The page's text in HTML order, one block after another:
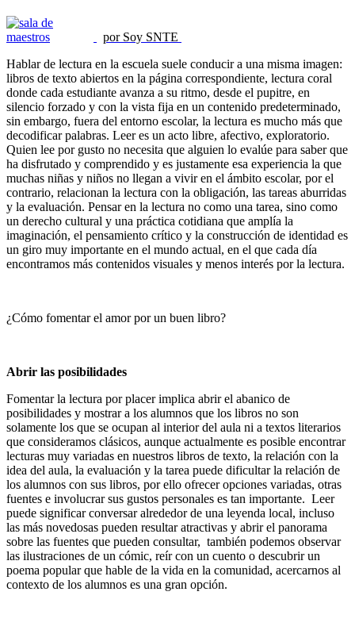
por Soy SNTE
Hablar de lectura en la escuela suele conducir a una misma imagen:
libros de texto abiertos en la página correspondiente, lectura coral
donde cada estudiante avanza a su ritmo, desde el pupitre, en
silencio forzado y con la vista fija en un contenido predeterminado,
sin embargo, fuera del entorno escolar, la lectura es mucho más que
decodificar palabras. Leer es un acto libre, afectivo, exploratorio.
Quien lee por gusto no necesita que alguien lo evalúe para saber que
ha disfrutado y comprendido y es justamente esa experiencia la que
muchas niñas y niños no llegan a vivir en el ámbito escolar, por el
contrario, relacionan la lectura con la obligación, las tareas aburridas
y la evaluación. Pensar en la lectura no como una tarea, sino como
un derecho cultural y una práctica cotidiana que amplía la
imaginación, el pensamiento crítico y la construcción de identidad es
un giro muy importante en el mundo actual, en el que cada día
encontramos más contenidos visuales y menos interés por la lectura.
¿Cómo fomentar el amor por un buen libro?
Abrir las posibilidades
Fomentar la lectura por placer implica abrir el abanico de
posibilidades y mostrar a los alumnos que los libros no son
solamente los que se ocupan al interior del aula ni a textos literarios
que consideramos clásicos, aunque actualmente es posible encontrar
lecturas muy variadas en nuestros libros de texto, la relación con la
idea del aula, la evaluación y la tarea puede dificultar la relación de
los alumnos con sus libros, por ello ofrecer opciones variadas, otras
fuentes e involucrar sus gustos personales es tan importante. Leer
puede significar conversar alrededor de una leyenda local, incluso
las más novedosas pueden resultar atractivas y abrir el panorama
sobre las fuentes que pueden consultar, también podemos observar
las ilustraciones de un cómic, reír con un cuento o descubrir un
poema popular que hable de la vida en la comunidad, acercarnos al
contexto de los alumnos es una gran opción.